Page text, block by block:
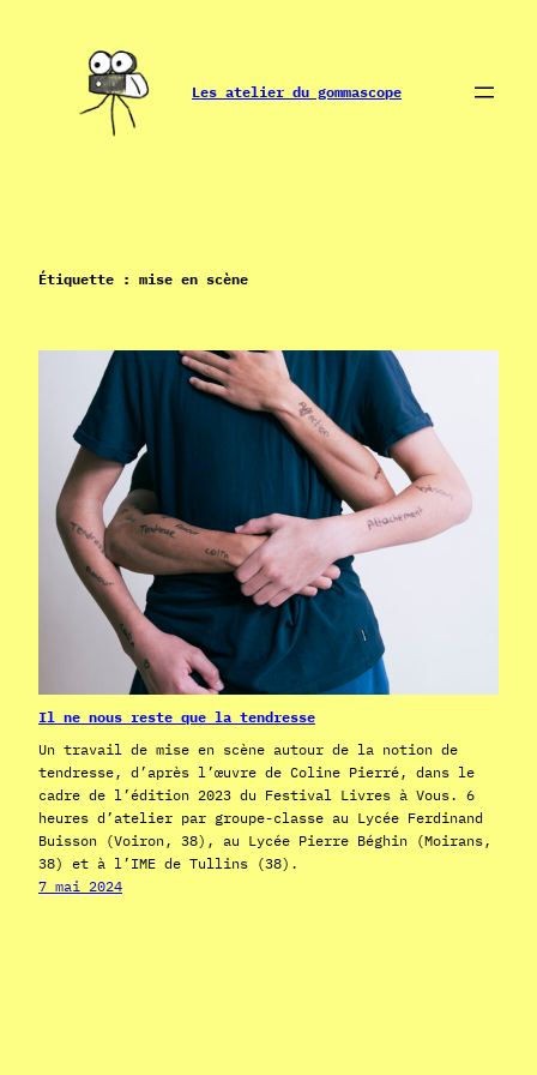
Les atelier du gommascope
Étiquette : mise en scène
Il ne nous reste que la tendresse
Un travail de mise en scène autour de la notion de
tendresse, d’après l’œuvre de Coline Pierré, dans le
cadre de l’édition 2023 du Festival Livres à Vous. 6
heures d’atelier par groupe-classe au Lycée Ferdinand
Buisson (Voiron, 38), au Lycée Pierre Béghin (Moirans,
38) et à l’IME de Tullins (38).
7 mai 2024